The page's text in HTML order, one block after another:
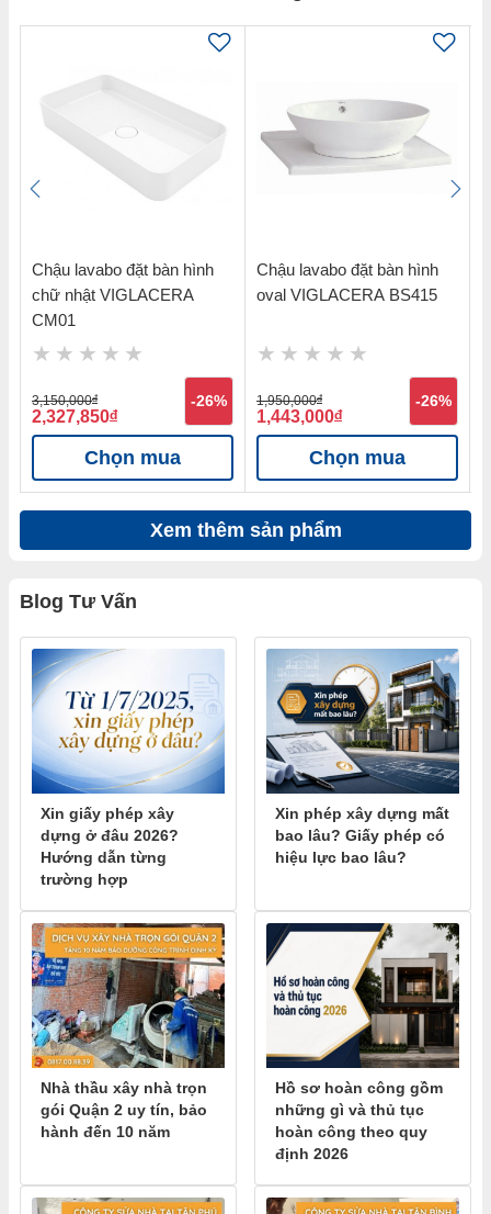
Chậu lavabo đặt bàn hình
chữ nhật VIGLACERA
CM01
3,150,000đ
2,327,850đ
-26%
Chọn mua
Chậu lavabo đặt bàn hình
oval VIGLACERA BS415
1,950,000đ
1,443,000đ
-26%
Chọn mua
Xem thêm sản phẩm
Blog Tư Vấn
Xin giấy phép xây
dựng ở đâu 2026?
Hướng dẫn từng
trường hợp
Xin phép xây dựng mất
bao lâu? Giấy phép có
hiệu lực bao lâu?
Nhà thầu xây nhà trọn
gói Quận 2 uy tín, bảo
hành đến 10 năm
Hồ sơ hoàn công gồm
những gì và thủ tục
hoàn công theo quy
định 2026